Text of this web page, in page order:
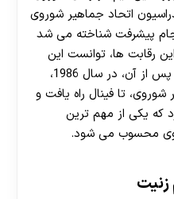
اتحاد جماهیر شوروی
عنوان جام پیشرفت شناخته می شد
رقابت ها، توانست این
عنوان قهرمانی را به دست آورد. پس از آن، در سال 1986،
تا فینال راه یافت و
که یکی از مهم ترین
محسوب می شود.